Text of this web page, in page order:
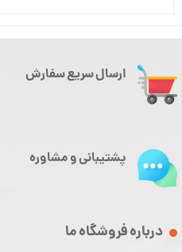
ارسال سریع سفارش
درباره فروشگاه ما
پشتیبانی و مشاوره